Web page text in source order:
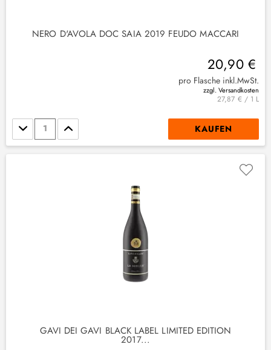
NERO D'AVOLA DOC SAIA 2019 FEUDO MACCARI
20,90 €
pro Flasche inkl.MwSt.
zzgl. Versandkosten
27,87 € / 1 L
Stückzahl KAUFEN
GAVI DEI GAVI BLACK LABEL LIMITED EDITION
2017...